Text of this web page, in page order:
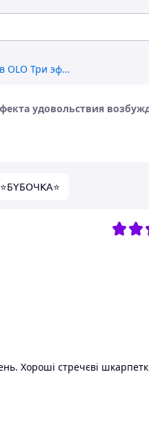
Набор презервативов OLO Три эффекта удовольствия возбуждение, чувственность и контроль 30 шт
удовольствия
Хороші стречєві